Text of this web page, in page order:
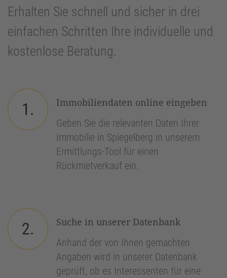
Erhalten Sie schnell und sicher in drei
einfachen Schritten Ihre individuelle und
kostenlose Beratung.
1.
Immobiliendaten online eingeben
Geben Sie die relevanten Daten Ihrer
Immobilie in Spiegelberg in unserem
Ermittlungs-Tool für einen
Rückmietverkauf ein.
2.
Suche in unserer Datenbank
Anhand der von Ihnen gemachten
Angaben wird in unserer Datenbank
geprüft, ob es Interessenten für eine